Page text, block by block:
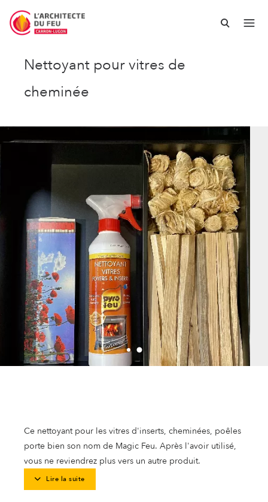
Nettoyant pour vitres de
cheminée
Ce nettoyant pour les vitres d'inserts, cheminées, poêles
porte bien son nom de Magic Feu. Après l'avoir utilisé,
vous ne reviendrez plus vers un autre produit.
Lire la suite